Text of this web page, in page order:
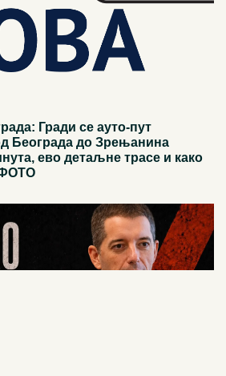
Гради се ауто-пут
Београда до Зрењанина
ево детаљне трасе и како
ФОТО